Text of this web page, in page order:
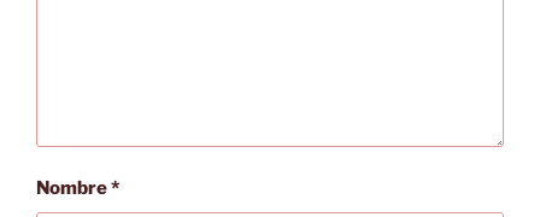
Nombre*